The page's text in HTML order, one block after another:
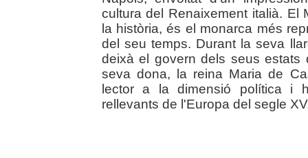
cultura del Renaixement italià.
la història, és el monarca més
del seu temps. Durant la seva
deixà el govern dels seus
seva dona, la reina Maria de
lector a la dimensió política i
rellevants de l'Europa del segle